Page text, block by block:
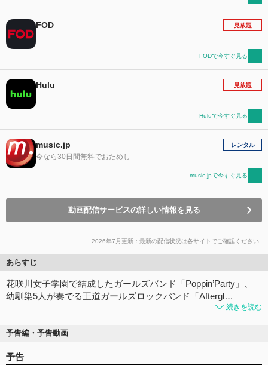
FOD 見放題
FODで今すぐ見る
Hulu 見放題
Huluで今すぐ見る
music.jp
今なら30日間無料でおためし
レンタル
music.jpで今すぐ見る
動画配信サービスの詳しい情報を見る
2026年7月更新：最新の配信状況は各サイトでご確認ください
あらすじ
花咲川女子学園で結成したガールズバンド「Poppin’Party」、
幼馴染5人が奏でる王道ガールズロックバンド「Aftergl…
続きを読む
予告編・予告動画
予告